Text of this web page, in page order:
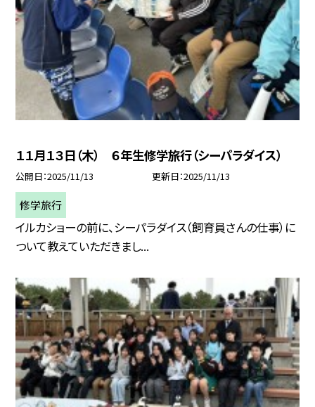
１１月１３日（木） ６年生修学旅行（シーパラダイス）
公開日 2025/11/13 更新日 2025/11/13
修学旅行
イルカショーの前に、シーパラダイス（飼育員さんの仕事）に
ついて教えていただきまし...